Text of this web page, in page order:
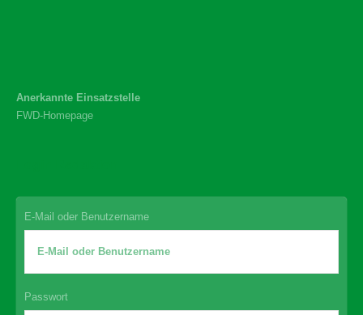
Anerkannte Einsatzstelle
FWD-Homepage
E-Mail oder Benutzername
Passwort